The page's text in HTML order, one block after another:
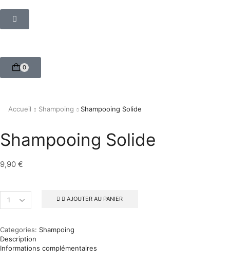
0
Accueil Shampoing Shampooing Solide
Shampooing Solide
9,90 €
AJOUTER AU PANIER
Categories: Shampoing
Description
Informations complémentaires